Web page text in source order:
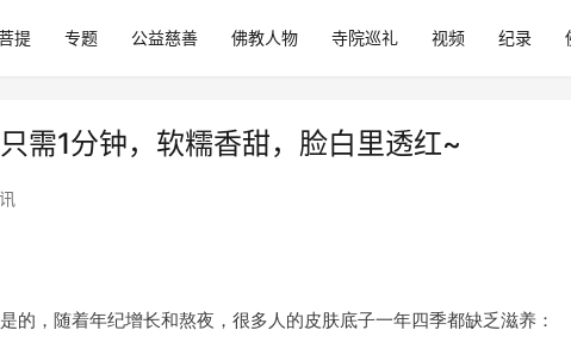
提 专题 公益慈善 佛教人物 寺院巡礼 视频 纪录
需1分钟，软糯香甜，脸白里透红~
的，随着年纪增长和熬夜，很多人的皮肤底子一年四季都缺乏滋养：